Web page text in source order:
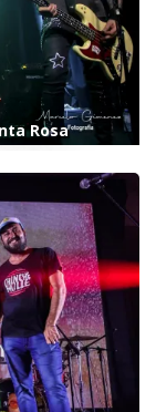
Rosa